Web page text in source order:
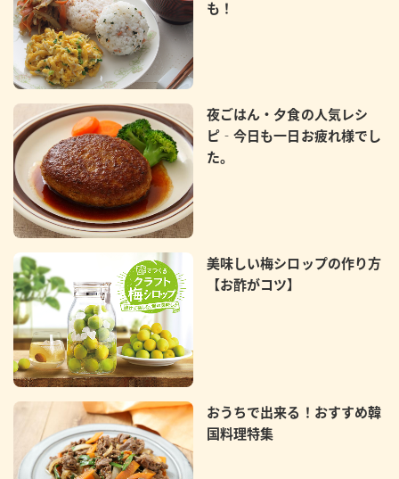
も！
夜ごはん・夕食の人気レシ
ピ‐今日も一日お疲れ様でし
た。
美味しい梅シロップの作り方
【お酢がコツ】
おうちで出来る！おすすめ韓
国料理特集